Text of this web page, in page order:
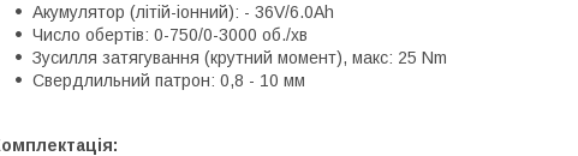
Акумулятор (літій-іонний): - 36V/6.0Ah
Число обертів: 0-750/0-3000 об./хв
Зусилля затягування (крутний момент), макс: 25 Nm
Свердлильний патрон: 0,8 - 10 мм